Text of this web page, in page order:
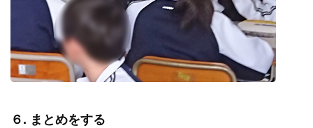
６. まとめをする